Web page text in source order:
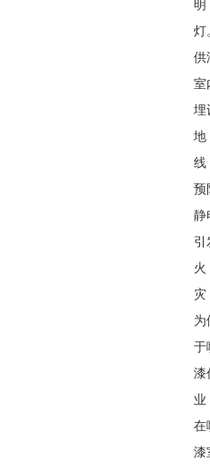
明
灯
供
室
埋
地
线
预
静
引
火
灾
为
于
漆
业
在
漆